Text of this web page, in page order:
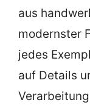
aus
modernster
jedes
auf Details